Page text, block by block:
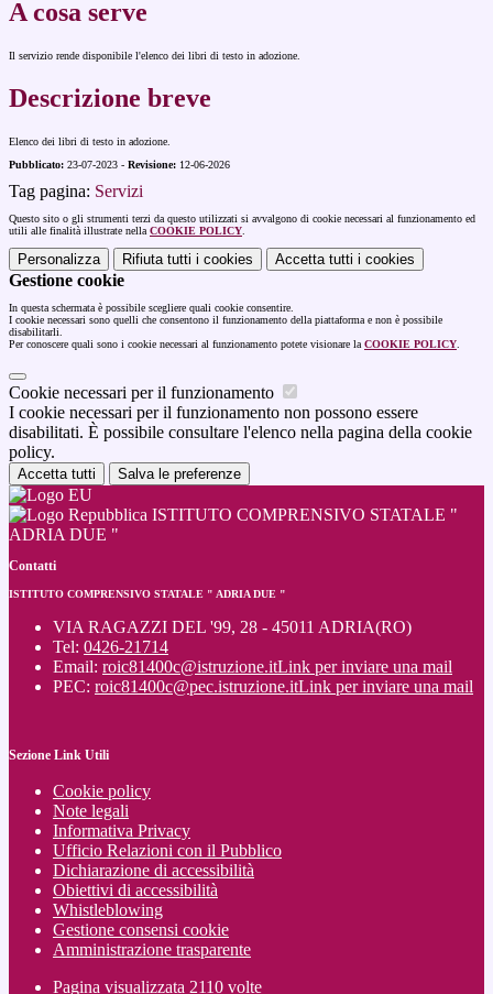
A cosa serve
Il servizio rende disponibile l'elenco dei libri di testo in adozione.
Descrizione breve
Elenco dei libri di testo in adozione.
Pubblicato: 23-07-2023 - Revisione: 12-06-2026
Tag pagina: Servizi
Questo sito o gli strumenti terzi da questo utilizzati si avvalgono di cookie necessari al funzionamento ed
utili alle finalità illustrate nella COOKIE POLICY
Personalizza Rifiuta tutti i cookies Accetta tutti i cookies
Gestione cookie
In questa schermata è possibile scegliere quali cookie consentire.
I cookie necessari sono quelli che consentono il funzionamento della piattaforma e non è possibile
disabilitarli.
Per conoscere quali sono i cookie necessari al funzionamento potete visionare la COOKIE POLICY
Cookie necessari per il funzionamento
I cookie necessari per il funzionamento non possono essere
disabilitati. È possibile consultare l'elenco nella pagina della cookie
policy.
Accetta tutti Salva le preferenze
ISTITUTO COMPRENSIVO STATALE "
ADRIA DUE "
Contatti
ISTITUTO COMPRENSIVO STATALE " ADRIA DUE "
VIA RAGAZZI DEL '99, 28 - 45011 ADRIA(RO)
Tel: 0426-21714
Email: roic81400c@istruzione.itLink per inviare una mail
PEC: roic81400c@pec.istruzione.itLink per inviare una mail
Sezione Link Utili
Cookie policy
Note legali
Informativa Privacy
Ufficio Relazioni con il Pubblico
Dichiarazione di accessibilità
Obiettivi di accessibilità
Whistleblowing
Gestione consensi cookie
Amministrazione trasparente
Pagina visualizzata 2110 volte